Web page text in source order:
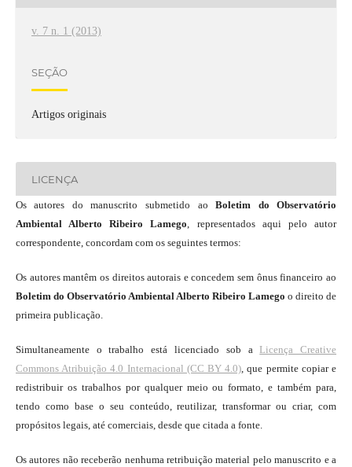
v. 7 n. 1 (2013)
SEÇÃO
Artigos originais
LICENÇA
Os autores do manuscrito submetido aoBoletim do Observatório
Ambiental Alberto Ribeiro Lamego, representados aqui pelo autor
correspondente, concordam com os seguintes termos:
Os autores mantêm os direitos autorais e concedem sem ônus financeiro ao
Boletim do Observatório Ambiental Alberto Ribeiro Lamegoo direito de
primeira publicação.
Simultaneamente o trabalho está licenciado sob a Licença Creative
Commons Atribuição 4.0 Internacional (CC BY 4.0), que permite copiar e
redistribuir os trabalhos por qualquer meio ou formato, e também para,
tendo como base o seu conteúdo, reutilizar, transformar ou criar, com
propósitos legais, até comerciais, desde que citada a fonte.
Os autores não receberão nenhuma retribuição material pelo manuscrito e a